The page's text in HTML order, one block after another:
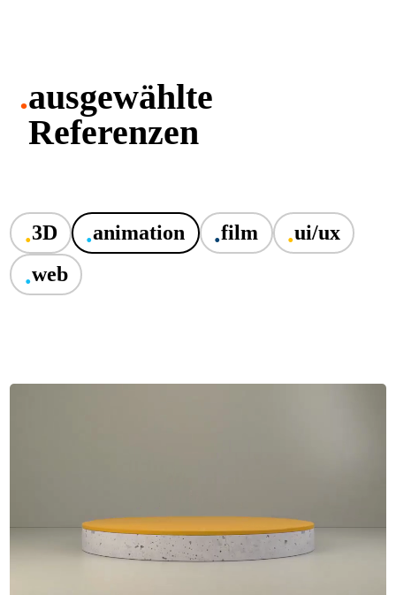
.ausgewählte
Referenzen
.3D .animation .film .ui/ux
.web
.3D